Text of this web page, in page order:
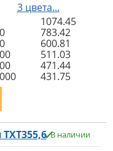
3 цвета...
1074.45
783.42
600.81
511.03
471.44
431.75
В наличии